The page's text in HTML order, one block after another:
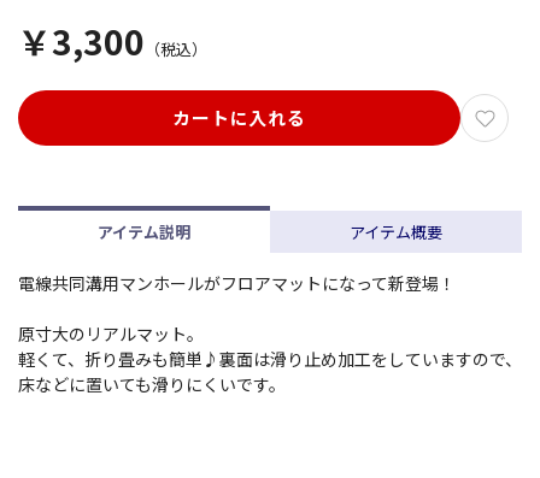
￥3,300 （税込）
カートに入れる
アイテム説明 アイテム概要
電線共同溝用マンホールがフロアマットになって新登場！
原寸大のリアルマット。
軽くて、折り畳みも簡単♪裏面は滑り止め加工をしていますので、
床などに置いても滑りにくいです。